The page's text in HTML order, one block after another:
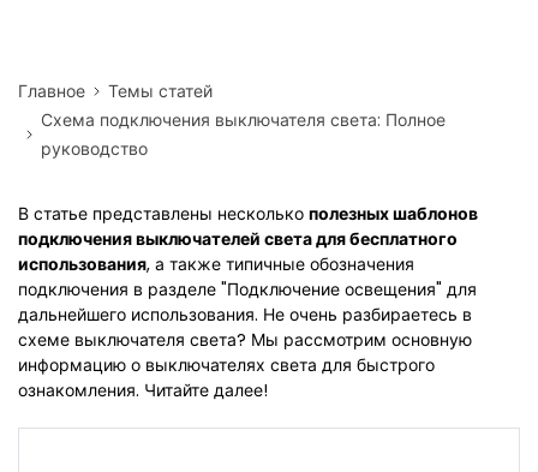
Главное
Темы статей
Схема подключения выключателя света: Полное
руководство
В статье представлены несколько полезных шаблонов
подключения выключателей света для бесплатного
использования, а также типичные обозначения
подключения в разделе "Подключение освещения" для
дальнейшего использования. Не очень разбираетесь в
схеме выключателя света? Мы рассмотрим основную
информацию о выключателях света для быстрого
ознакомления. Читайте далее!